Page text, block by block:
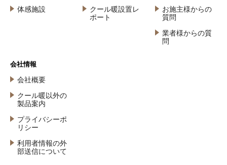
体感施設
クール暖設置レ
ポート
お施主様からの
質問
業者様からの質
問
会社情報
会社概要
クール暖以外の
製品案内
プライバシーポ
リシー
利用者情報の外
部送信について